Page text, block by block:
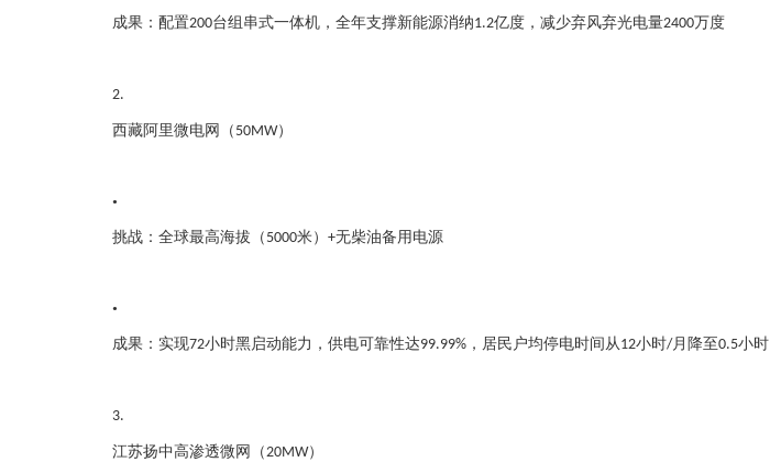
成果：配置200台组串式一体机，全年支撑新能源消纳1.2亿度，减少弃风弃光电量2400万度
2.
西藏阿里微电网（ 50MW）
•
挑战：全球最高海拔（ 5000米） +无柴油备用电源
•
成果：实现72小时黑启动能力，供电可靠性达99.99% ，居民户均停电时间从12小时/月降至0.5小时
3.
江苏扬中高渗透微网（20MW）